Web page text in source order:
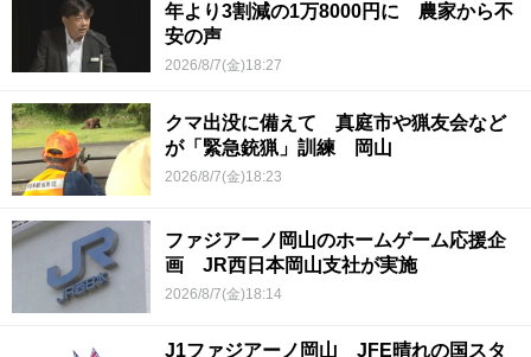
年より3割減の1万8000円に 農家から不
安の声
2026/8/7(金)18:27
クマ出没に備えて 真庭市や猟友会など
が「緊急銃猟」訓練 岡山
2026/8/7(金)18:23
ファジアーノ岡山のホームゲーム応援企
画 JR西日本岡山支社が実施
2026/8/7(金)18:14
J1ファジアーノ岡山 JFE晴れの国スタ